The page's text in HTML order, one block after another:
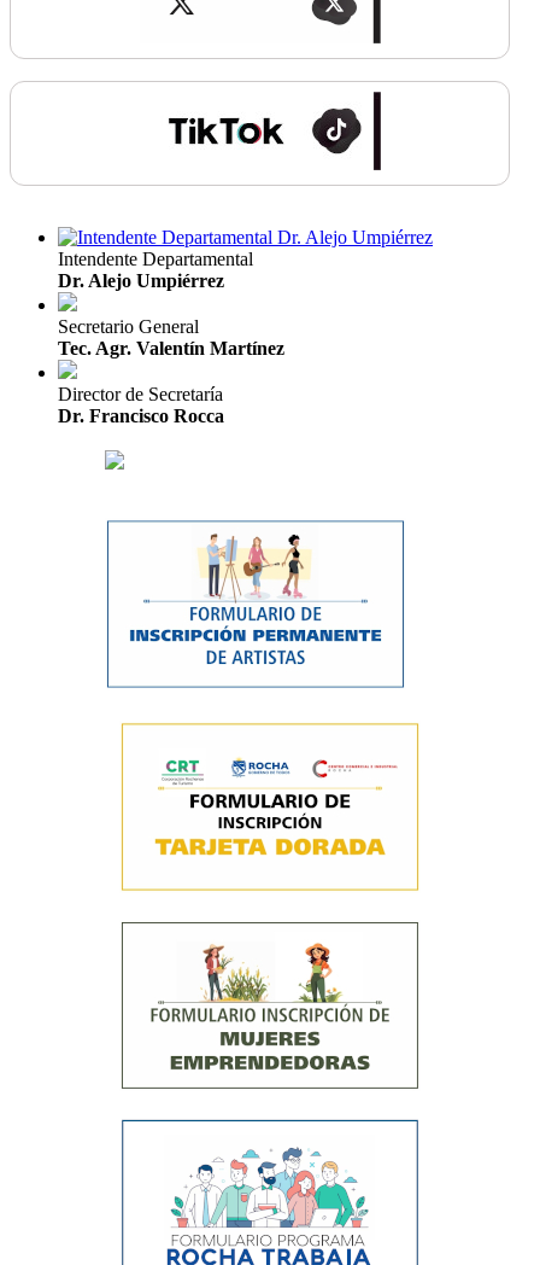
Intendente Departamental
Dr. Alejo Umpiérrez
Secretario General
Tec. Agr. Valentín Martínez
Director de Secretaría
Dr. Francisco Rocca